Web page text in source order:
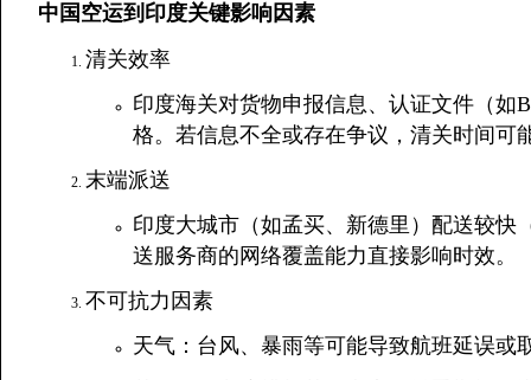
中国空运到印度关键影响因素
清关效率
印度海关对货物申报信息、认证文件（如
格。若信息不全或存在争议，清关时间可
末端派送
印度大城市（如孟买、新德里）配送较快
送服务商的网络覆盖能力直接影响时效。
不可抗力因素
天气：台风、暴雨等可能导致航班延误或